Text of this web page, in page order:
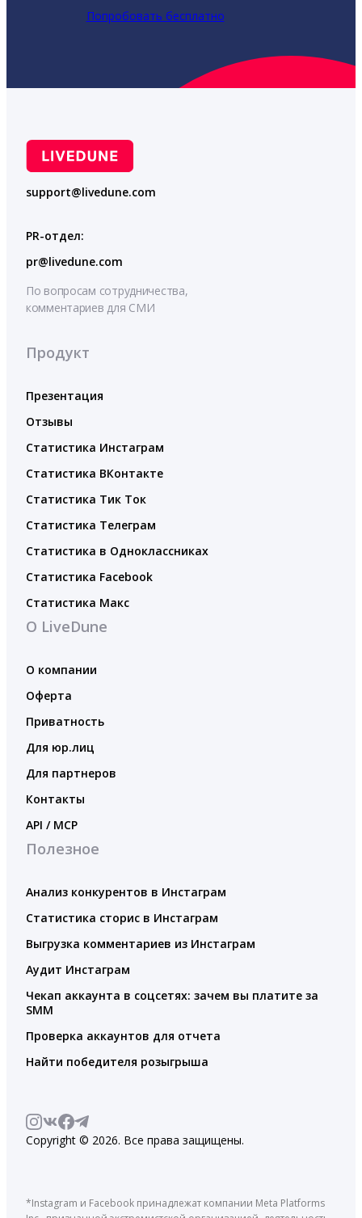
Попробовать бесплатно
support@livedune.com
PR-отдел:
pr@livedune.com
По вопросам сотрудничества,
комментариев для СМИ
Продукт
Презентация
Отзывы
Статистика Инстаграм
Статистика ВКонтакте
Статистика Тик Ток
Статистика Телеграм
Статистика в Одноклассниках
Статистика Facebook
Статистика Макс
О LiveDune
О компании
Оферта
Приватность
Для юр.лиц
Для партнеров
Контакты
API / MCP
Полезное
Анализ конкурентов в Инстаграм
Статистика сторис в Инстаграм
Выгрузка комментариев из Инстаграм
Аудит Инстаграм
Чекап аккаунта в соцсетях: зачем вы платите за
SMM
Проверка аккаунтов для отчета
Найти победителя розыгрыша
Copyright © 2026. Все права защищены.
*Instagram и Facebook принадлежат компании Meta Platforms